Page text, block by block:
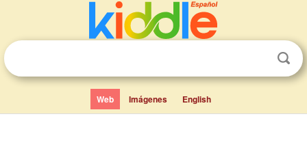
Web Imágenes English